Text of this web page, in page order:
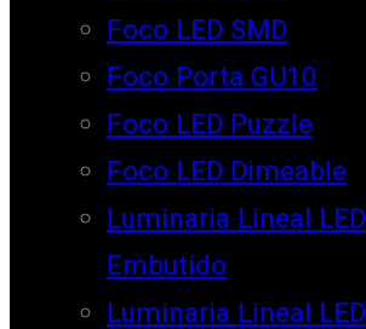
Foco LED SMD
Foco Porta GU10
Foco LED Puzzle
Foco LED Dimeable
Luminaria Lineal LED
Embutido
Luminaria Lineal LED